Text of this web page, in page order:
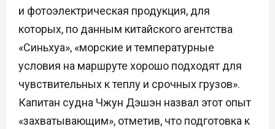
и фотоэлектрическая продукция, для
которых, по данным китайского агентства
«Синьхуа», «морские и температурные
условия на маршруте хорошо подходят для
чувствительных к теплу и срочных грузов».
Капитан судна Чжун Дэшэн назвал этот опыт
«захватывающим», отметив, что подготовка к